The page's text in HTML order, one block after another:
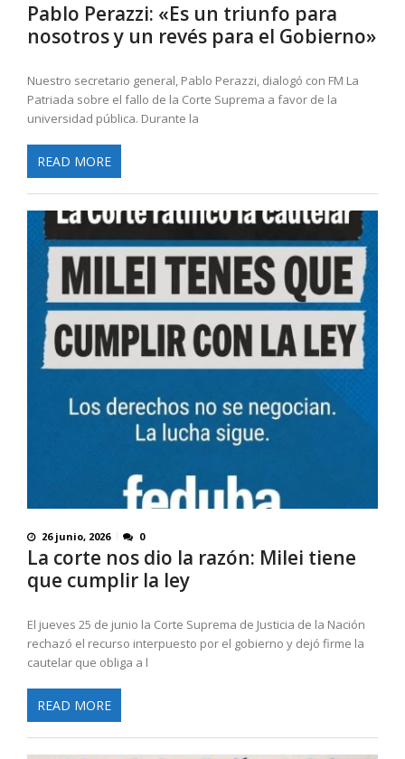
Pablo Perazzi: «Es un triunfo para
nosotros y un revés para el Gobierno»
Nuestro secretario general, Pablo Perazzi, dialogó con FM La
Patriada sobre el fallo de la Corte Suprema a favor de la
universidad pública. Durante la
READ MORE
26 junio, 2026 0
La corte nos dio la razón: Milei tiene
que cumplir la ley
El jueves 25 de junio la Corte Suprema de Justicia de la Nación
rechazó el recurso interpuesto por el gobierno y dejó firme la
cautelar que obliga a l
READ MORE